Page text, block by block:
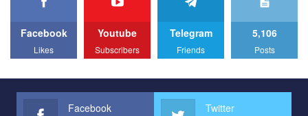
All you have to do is to press "Like" below the video.
Эмоционально сильный ролик от команды "Гей-альянс
представляющий программу развития организации.
Facebook
Likes
Youtube
Subscribers
Telegram
Friends
5,106
Posts
Facebook Twitter